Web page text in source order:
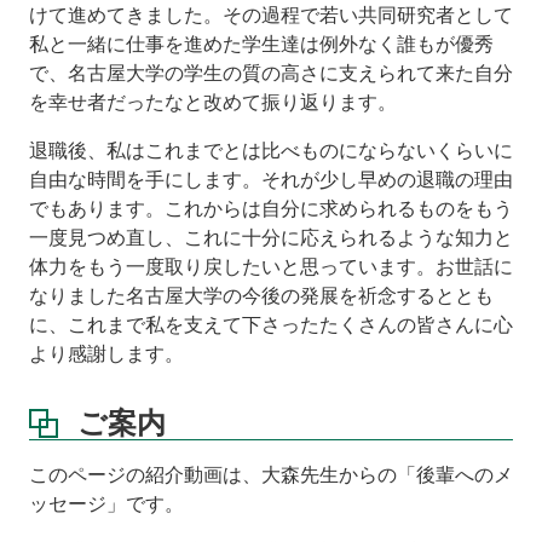
けて進めてきました。その過程で若い共同研究者として
私と一緒に仕事を進めた学生達は例外なく誰もが優秀
で、名古屋大学の学生の質の高さに支えられて来た自分
を幸せ者だったなと改めて振り返ります。
退職後、私はこれまでとは比べものにならないくらいに
自由な時間を手にします。それが少し早めの退職の理由
でもあります。これからは自分に求められるものをもう
一度見つめ直し、これに十分に応えられるような知力と
体力をもう一度取り戻したいと思っています。お世話に
なりました名古屋大学の今後の発展を祈念するととも
に、これまで私を支えて下さったたくさんの皆さんに心
より感謝します。
ご案内
このページの紹介動画は、大森先生からの「後輩へのメ
ッセージ」です。